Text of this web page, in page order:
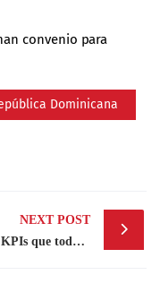
convenio para
Dominicana
NEXT POST
Ocho KPIs que toda empresa con procesos logísticos debe medir